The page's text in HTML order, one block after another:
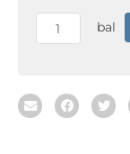
60
bal